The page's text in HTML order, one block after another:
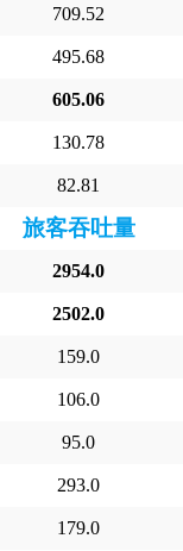
709.52
495.68
605.06
130.78
82.81
旅客吞吐量
2954.0
2502.0
159.0
106.0
95.0
293.0
179.0